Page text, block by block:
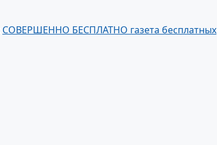
СОВЕРШЕННО БЕСПЛАТНО газета бесплатных